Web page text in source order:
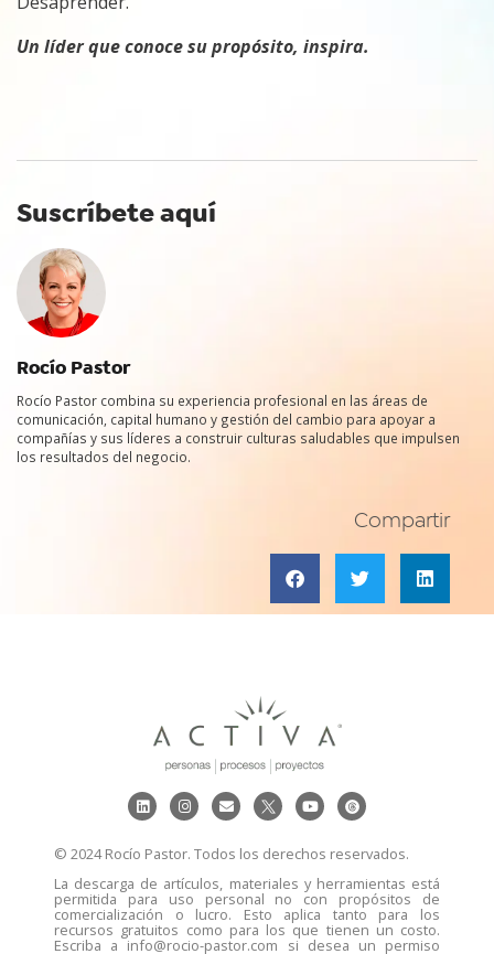
Un líder que conoce su propósito, inspira.
Suscríbete aquí
Rocío Pastor
Rocío Pastor combina su experiencia profesional en las áreas de
comunicación, capital humano y gestión del cambio para apoyar a
compañías y sus líderes a construir culturas saludables que impulsen
los resultados del negocio.
Compartir
© 2024 Rocío Pastor. Todos los derechos reservados.
La descarga de artículos, materiales y herramientas está
permitida para uso personal no con propósitos de
comercialización o lucro. Esto aplica tanto para los
recursos gratuitos como para los que tienen un costo.
Escriba a info@rocio-pastor.com si desea un permiso